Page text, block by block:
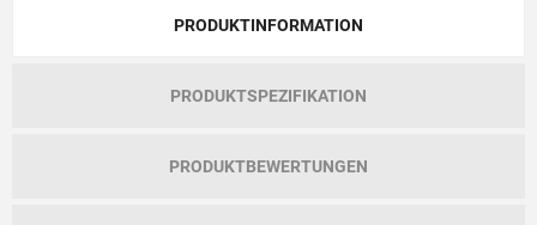
PRODUKTINFORMATION
PRODUKTSPEZIFIKATION
PRODUKTBEWERTUNGEN